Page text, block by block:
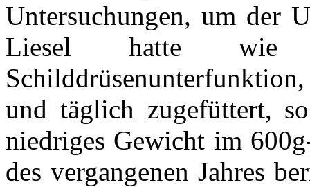
Untersuchungen, um der
Liesel hatte wie
und täglich zugefüttert,
niedriges Gewicht im
des vergangenen Jahres